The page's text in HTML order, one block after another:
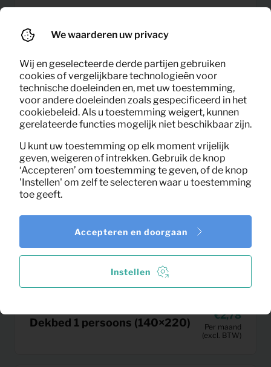
Hocker op poten Sara (warm
groen)
Dekbed 1 persoons (140×220)
2,78
Per maand
(excl. BTW)
We waarderen uw privacy
Wij en geselecteerde derde partijen gebruiken
cookies of vergelijkbare technologieën voor
technische doeleinden en, met uw toestemming,
voor andere doeleinden zoals gespecificeerd in het
cookiebeleid. Als u toestemming weigert, kunnen
gerelateerde functies mogelijk niet beschikbaar zijn.
U kunt uw toestemming op elk moment vrijelijk
geven, weigeren of intrekken. Gebruik de knop
‘Accepteren’ om toestemming te geven, of de knop
'Instellen' om zelf te selecteren waar u toestemming
toe geeft.
Instellen
Accepteren en doorgaan